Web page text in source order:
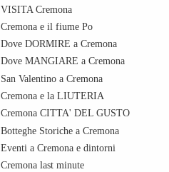
VISITA Cremona
Cremona e il fiume Po
Dove DORMIRE a Cremona
Dove MANGIARE a Cremona
San Valentino a Cremona
Cremona e la LIUTERIA
Cremona CITTA' DEL GUSTO
Botteghe Storiche a Cremona
Eventi a Cremona e dintorni
Cremona last minute